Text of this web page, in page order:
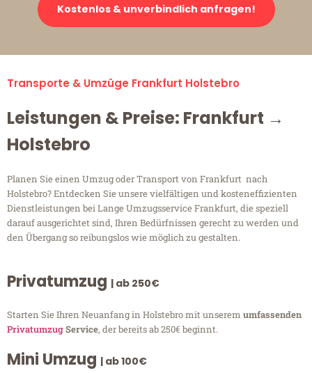
Kostenlos & unverbindlich anfragen!
Transporte & Umzüge Frankfurt Holstebro
Leistungen & Preise: Frankfurt →
Holstebro
Planen Sie einen Umzug oder Transport von Frankfurt nach
Holstebro? Entdecken Sie unsere vielfältigen und kosteneffizienten
Dienstleistungen bei Lange Umzugsservice Frankfurt, die speziell
darauf ausgerichtet sind, Ihren Bedürfnissen gerecht zu werden und
den Übergang so reibungslos wie möglich zu gestalten.
Privatumzug | ab 250€
Starten Sie Ihren Neuanfang in Holstebro mit unserem umfassenden
PrivatumzugService, der bereits ab 250€ beginnt.
Mini Umzug | ab 100€